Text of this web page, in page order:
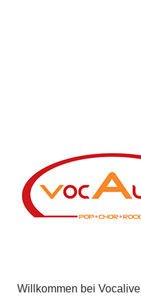
Willkommen bei Vocalive